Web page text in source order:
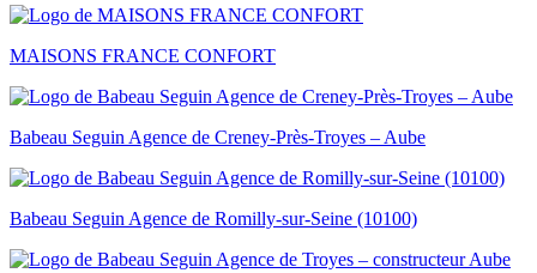
MAISONS FRANCE CONFORT
Babeau Seguin Agence de Creney-Près-Troyes – Aube
Babeau Seguin Agence de Romilly-sur-Seine (10100)